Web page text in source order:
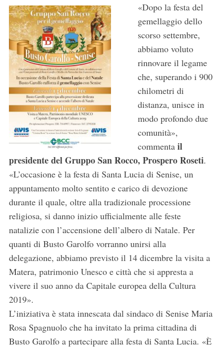
«Dopo la festa del
gemellaggio dello
scorso settembre,
abbiamo voluto
rinnovare il legame
che, superando i 900
chilometri di
distanza, unisce in
modo profondo due
comunità»,
commenta il
presidente del Gruppo San Rocco, Prospero Roseti.
«L’occasione è la festa di Santa Lucia di Senise, un
appuntamento molto sentito e carico di devozione
durante il quale, oltre alla tradizionale processione
religiosa, si danno inizio ufficialmente alle feste
natalizie con l’accensione dell’albero di Natale. Per
quanti di Busto Garolfo vorranno unirsi alla
delegazione, abbiamo previsto il 14 dicembre la visita a
Matera, patrimonio Unesco e città che si appresta a
vivere il suo anno da Capitale europea della Cultura
2019».
L’iniziativa è stata innescata dal sindaco di Senise Maria
Rosa Spagnuolo che ha invitato la prima cittadina di
Busto Garolfo a partecipare alla festa di Santa Lucia. «È